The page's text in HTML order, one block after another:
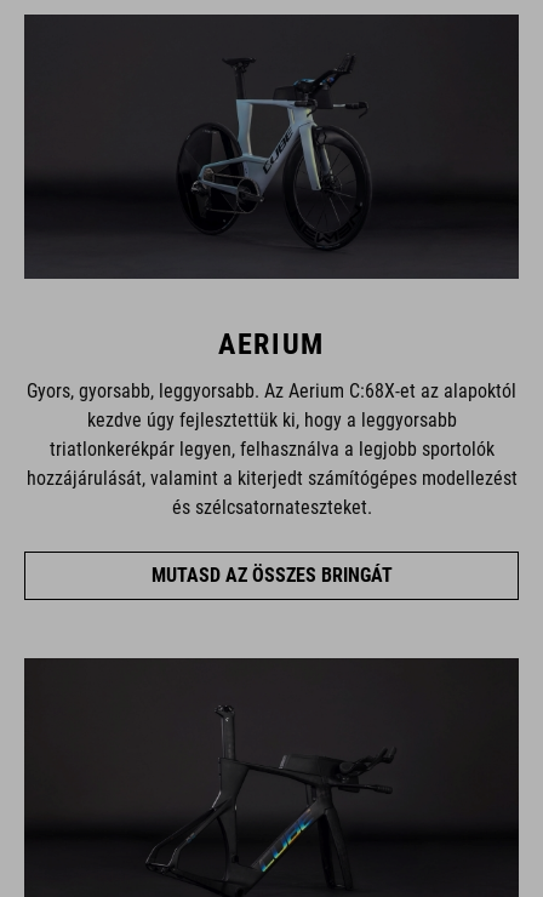
AERIUM
Gyors, gyorsabb, leggyorsabb. Az Aerium C:68X-et az alapoktól
kezdve úgy fejlesztettük ki, hogy a leggyorsabb
triatlonkerékpár legyen, felhasználva a legjobb sportolók
hozzájárulását, valamint a kiterjedt számítógépes modellezést
és szélcsatornateszteket.
MUTASD AZ ÖSSZES BRINGÁT